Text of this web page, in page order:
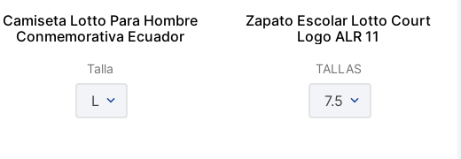
Camiseta Lotto Para Hombre
Conmemorativa Ecuador
Talla
L
Zapato Escolar Lotto Court
Logo ALR 11
TALLAS
7.5